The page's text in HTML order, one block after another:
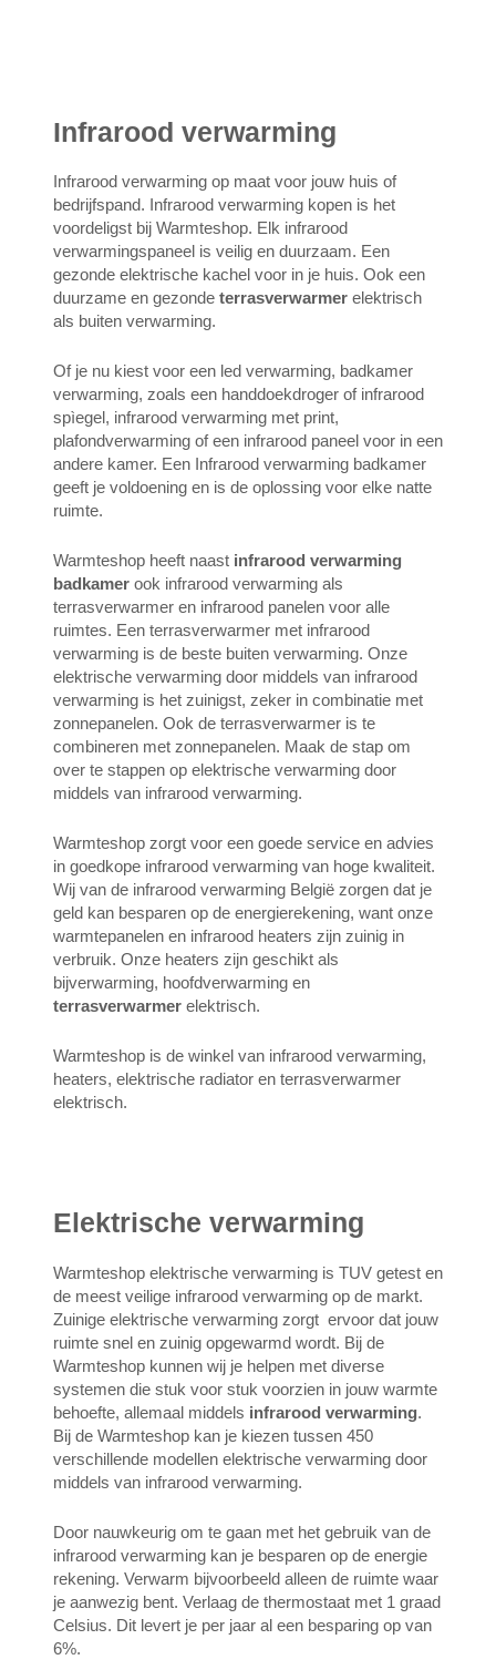
Infrarood verwarming
Infrarood verwarming op maat voor jouw huis of
bedrijfspand. Infrarood verwarming kopen is het
voordeligst bij Warmteshop. Elk infrarood
verwarmingspaneel is veilig en duurzaam. Een
gezonde elektrische kachel voor in je huis. Ook een
duurzame en gezonde terrasverwarmer elektrisch
als buiten verwarming.
Of je nu kiest voor een led verwarming, badkamer
verwarming, zoals een handdoekdroger of infrarood
spìegel, infrarood verwarming met print,
plafondverwarming of een infrarood paneel voor in een
andere kamer. Een Infrarood verwarming badkamer
geeft je voldoening en is de oplossing voor elke natte
ruimte.
Warmteshop heeft naast infrarood verwarming
badkamer ook infrarood verwarming als
terrasverwarmer en infrarood panelen voor alle
ruimtes. Een terrasverwarmer met infrarood
verwarming is de beste buiten verwarming. Onze
elektrische verwarming door middels van infrarood
verwarming is het zuinigst, zeker in combinatie met
zonnepanelen. Ook de terrasverwarmer is te
combineren met zonnepanelen. Maak de stap om
over te stappen op elektrische verwarming door
middels van infrarood verwarming.
Warmteshop zorgt voor een goede service en advies
in goedkope infrarood verwarming van hoge kwaliteit.
Wij van de infrarood verwarming België zorgen dat je
geld kan besparen op de energierekening, want onze
warmtepanelen en infrarood heaters zijn zuinig in
verbruik. Onze heaters zijn geschikt als
bijverwarming, hoofdverwarming en
terrasverwarmer elektrisch.
Warmteshop is de winkel van infrarood verwarming,
heaters, elektrische radiator en terrasverwarmer
elektrisch.
Elektrische verwarming
Warmteshop elektrische verwarming is TUV getest en
de meest veilige infrarood verwarming op de markt.
Zuinige elektrische verwarming zorgt ervoor dat jouw
ruimte snel en zuinig opgewarmd wordt. Bij de
Warmteshop kunnen wij je helpen met diverse
systemen die stuk voor stuk voorzien in jouw warmte
behoefte, allemaal middels infrarood verwarming.
Bij de Warmteshop kan je kiezen tussen 450
verschillende modellen elektrische verwarming door
middels van infrarood verwarming.
Door nauwkeurig om te gaan met het gebruik van de
infrarood verwarming kan je besparen op de energie
rekening. Verwarm bijvoorbeeld alleen de ruimte waar
je aanwezig bent. Verlaag de thermostaat met 1 graad
Celsius. Dit levert je per jaar al een besparing op van
6%.